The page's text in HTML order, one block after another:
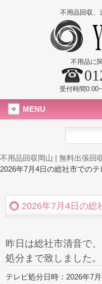
不用品回収、
不用品に
受付時間
MENU
不用品回収岡山 | 無料出張回
2026年7月4日の総社市でのテ
2026年7月4日の総
昨日は総社市清音で
処分まで致しました。
テレビ処分日時：2026年7月